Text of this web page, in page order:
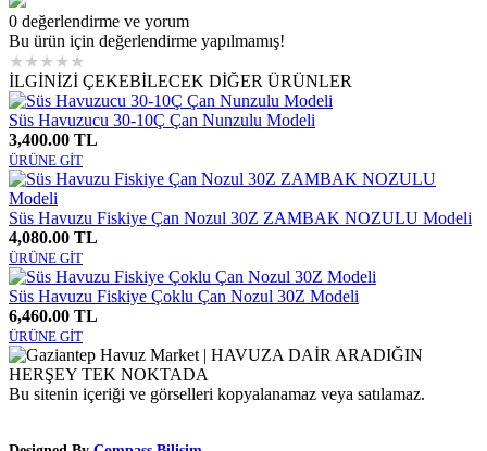
0 değerlendirme ve yorum
Bu ürün için değerlendirme yapılmamış!
★★★★★
İLGİNİZİ ÇEKEBİLECEK DİĞER ÜRÜNLER
Süs Havuzucu 30-10Ç Çan Nunzulu Modeli
3,400.00 TL
ÜRÜNE GİT
Süs Havuzu Fiskiye Çan Nozul 30Z ZAMBAK NOZULU Modeli
4,080.00 TL
ÜRÜNE GİT
Süs Havuzu Fiskiye Çoklu Çan Nozul 30Z Modeli
6,460.00 TL
ÜRÜNE GİT
Bu sitenin içeriği ve görselleri kopyalanamaz veya satılamaz.